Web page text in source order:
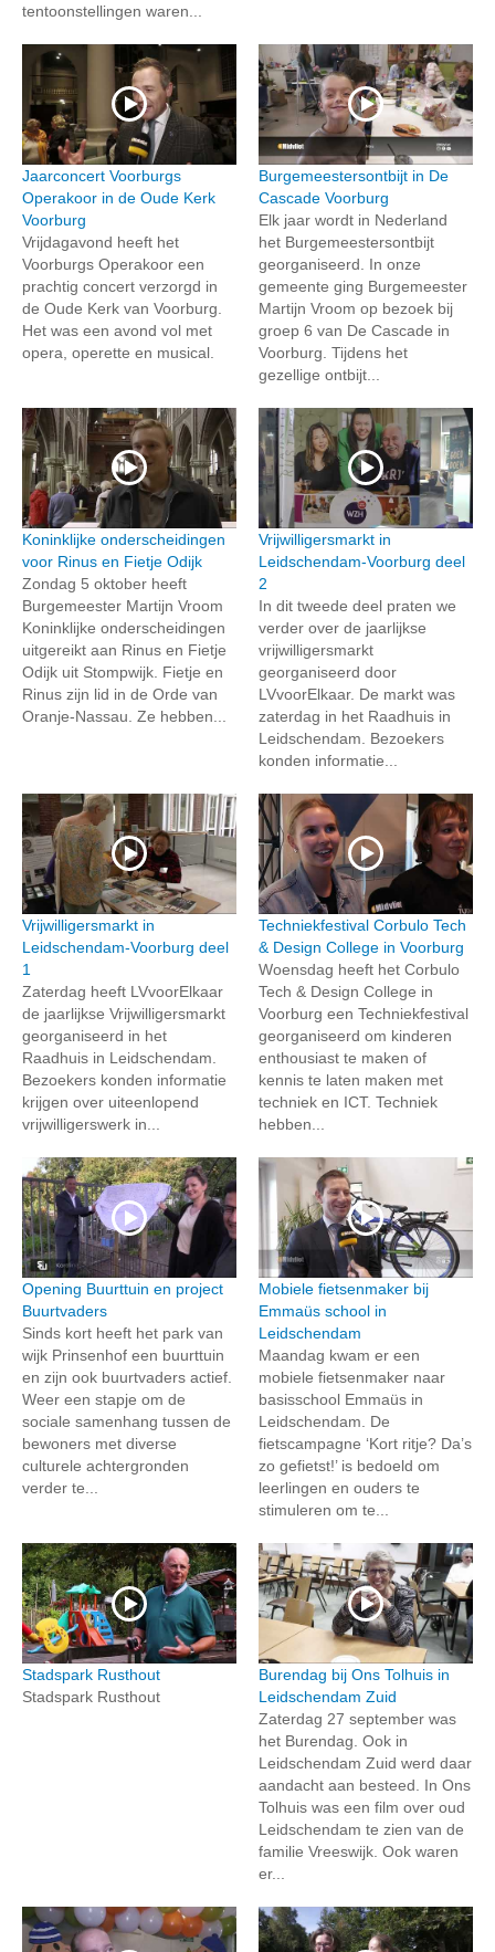
tentoonstellingen waren...
Jaarconcert Voorburgs
Operakoor in de Oude Kerk
Voorburg
Vrijdagavond heeft het
Voorburgs Operakoor een
prachtig concert verzorgd in
de Oude Kerk van Voorburg.
Het was een avond vol met
opera, operette en musical.
Burgemeestersontbijt in De
Cascade Voorburg
Elk jaar wordt in Nederland
het Burgemeestersontbijt
georganiseerd. In onze
gemeente ging Burgemeester
Martijn Vroom op bezoek bij
groep 6 van De Cascade in
Voorburg. Tijdens het
gezellige ontbijt...
Koninklijke onderscheidingen
voor Rinus en Fietje Odijk
Zondag 5 oktober heeft
Burgemeester Martijn Vroom
Koninklijke onderscheidingen
uitgereikt aan Rinus en Fietje
Odijk uit Stompwijk. Fietje en
Rinus zijn lid in de Orde van
Oranje-Nassau. Ze hebben...
Vrijwilligersmarkt in
Leidschendam-Voorburg deel
2
In dit tweede deel praten we
verder over de jaarlijkse
vrijwilligersmarkt
georganiseerd door
LVvoorElkaar. De markt was
zaterdag in het Raadhuis in
Leidschendam. Bezoekers
konden informatie...
Vrijwilligersmarkt in
Leidschendam-Voorburg deel
1
Zaterdag heeft LVvoorElkaar
de jaarlijkse Vrijwilligersmarkt
georganiseerd in het
Raadhuis in Leidschendam.
Bezoekers konden informatie
krijgen over uiteenlopend
vrijwilligerswerk in...
Techniekfestival Corbulo Tech
& Design College in Voorburg
Woensdag heeft het Corbulo
Tech & Design College in
Voorburg een Techniekfestival
georganiseerd om kinderen
enthousiast te maken of
kennis te laten maken met
techniek en ICT. Techniek
hebben...
Opening Buurttuin en project
Buurtvaders
Sinds kort heeft het park van
wijk Prinsenhof een buurttuin
en zijn ook buurtvaders actief.
Weer een stapje om de
sociale samenhang tussen de
bewoners met diverse
culturele achtergronden
verder te...
Mobiele fietsenmaker bij
Emmaüs school in
Leidschendam
Maandag kwam er een
mobiele fietsenmaker naar
basisschool Emmaüs in
Leidschendam. De
fietscampagne ‘Kort ritje? Da’s
zo gefietst!’ is bedoeld om
leerlingen en ouders te
stimuleren om te...
Stadspark Rusthout
Stadspark Rusthout
Burendag bij Ons Tolhuis in
Leidschendam Zuid
Zaterdag 27 september was
het Burendag. Ook in
Leidschendam Zuid werd daar
aandacht aan besteed. In Ons
Tolhuis was een film over oud
Leidschendam te zien van de
familie Vreeswijk. Ook waren
er...